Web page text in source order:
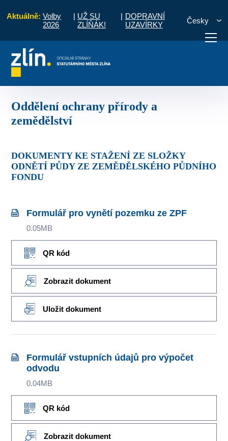
Aktuálně: Volby
2026
| UŽ SU
ZLÍŇÁK!
| DOPRAVNÍ
UZAVÍRKY
Česky
vyřídit Potřebuji zaplatit
Oddělení ochrany přírody a
zemědělství
DOKUMENTY KE STAŽENÍ ZE SLOŽKY
ODNĚTÍ PŮDY ZE ZEMĚDĚLSKÉHO PŮDNÍHO
FONDU
Formulář pro vynětí pozemku ze ZPF
0.05MB
QR kód
Zobrazit dokument
Uložit dokument
Formulář vstupních údajů pro výpočet
odvodu
0.04MB
QR kód
Zobrazit dokument